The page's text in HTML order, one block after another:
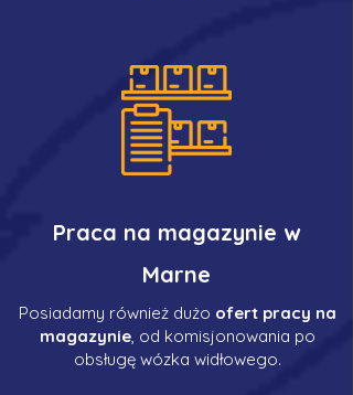
Praca na magazynie w
Marne
Posiadamy również dużo ofert pracy na
magazynie, od komisjonowania po
obsługę wózka widłowego.